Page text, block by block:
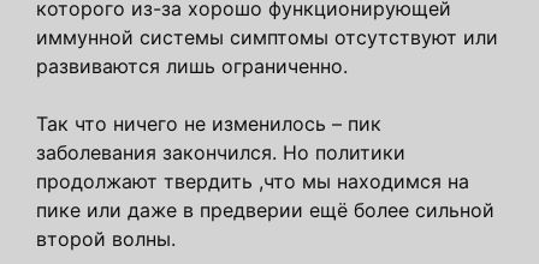
которого из-за хорошо функционирующей
иммунной системы симптомы отсутствуют или
развиваются лишь ограниченно.
Так что ничего не изменилось – пик
заболевания закончился. Но политики
продолжают твердить ,что мы находимся на
пике или даже в предверии ещё более сильной
второй волны.